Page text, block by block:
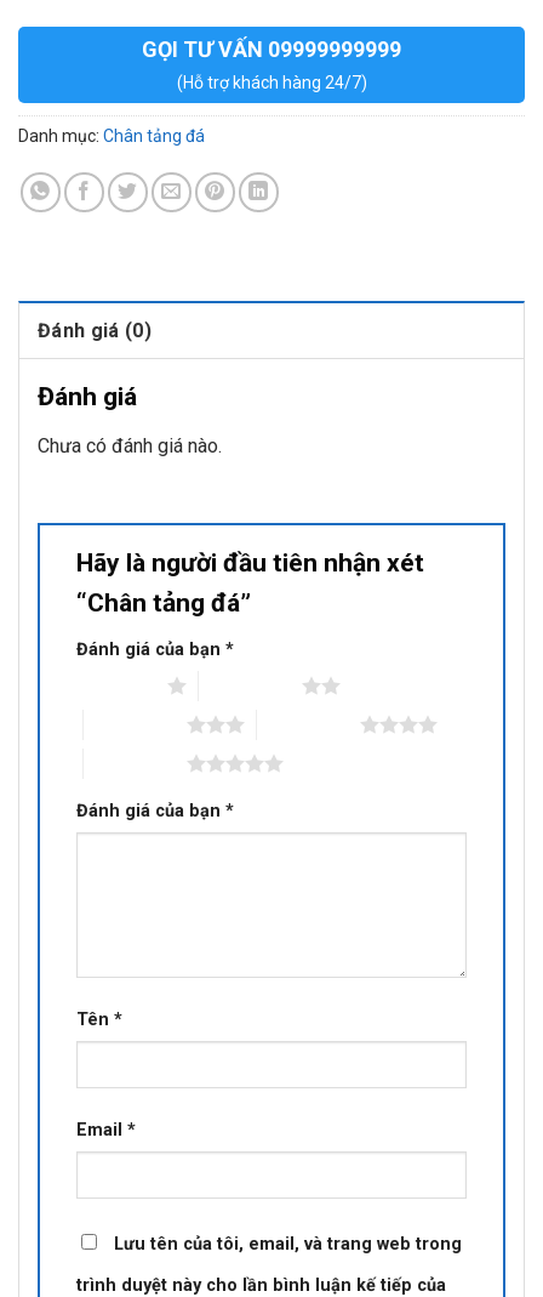
GỌI TƯ VẤN 09999999999
(Hỗ trợ khách hàng 24/7)
Danh mục: Chân tảng đá
Đánh giá (0)
Đánh giá
Chưa có đánh giá nào.
Hãy là người đầu tiên nhận xét
“Chân tảng đá”
Đánh giá của bạn *
Đánh giá của bạn *
Tên *
Email *
Lưu tên của tôi, email, và trang web trong
trình duyệt này cho lần bình luận kế tiếp của